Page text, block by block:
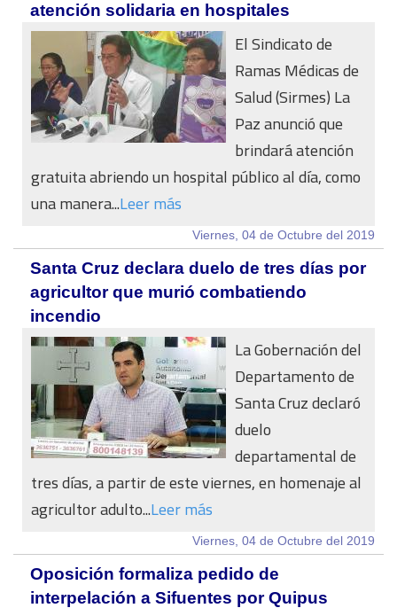
atención solidaria en hospitales
El Sindicato de
Ramas Médicas de
Salud (Sirmes) La
Paz anunció que
brindará atención
gratuita abriendo un hospital público al día, como
una manera...Leer más
Viernes, 04 de Octubre del 2019
Santa Cruz declara duelo de tres días por
agricultor que murió combatiendo
incendio
La Gobernación del
Departamento de
Santa Cruz declaró
duelo
departamental de
tres días, a partir de este viernes, en homenaje al
agricultor adulto...Leer más
Viernes, 04 de Octubre del 2019
Oposición formaliza pedido de
interpelación a Sifuentes por Quipus